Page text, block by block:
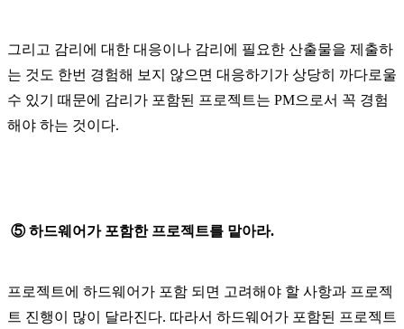
그리고 감리에 대한 대응이나 감리에 필요한 산출물을 제출하
는 것도 한번 경험해 보지 않으면 대응하기가 상당히 까다로울
수 있기 때문에 감리가 포함된 프로젝트는 PM으로서 꼭 경험
해야 하는 것이다.
⑤ 하드웨어가 포함한 프로젝트를 맡아라.
프로젝트에 하드웨어가 포함 되면 고려해야 할 사항과 프로젝
트 진행이 많이 달라진다. 따라서 하드웨어가 포함된 프로젝트